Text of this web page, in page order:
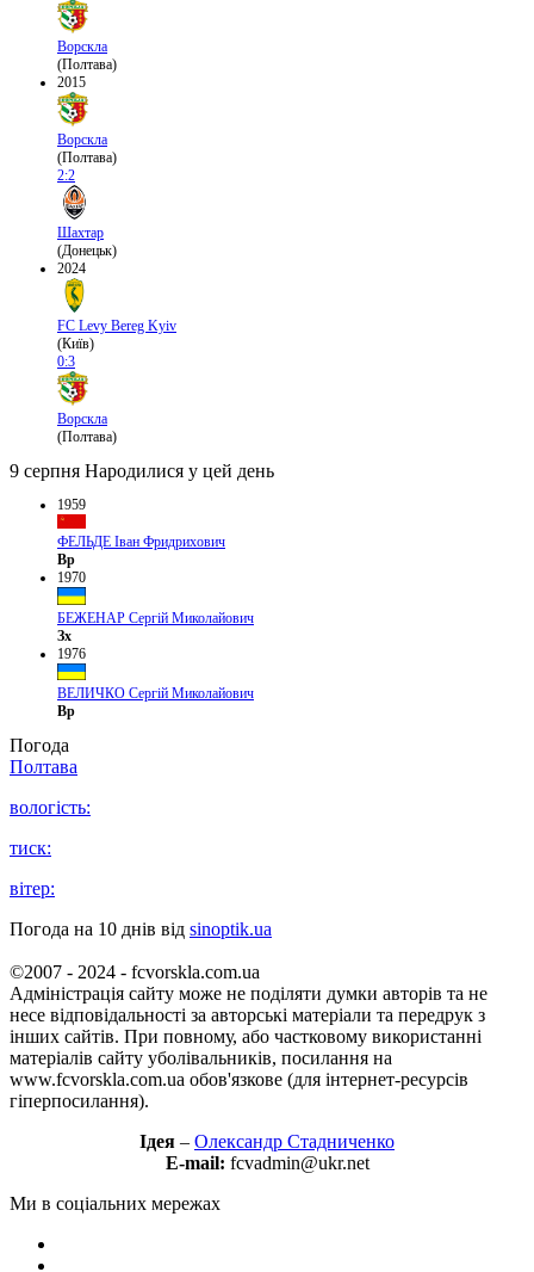
Ворскла
(Полтава)
2015
Ворскла
(Полтава)
2:2
Шахтар
(Донецьк)
2024
FC Levy Bereg Kyiv
(Київ)
0:3
Ворскла
(Полтава)
9 серпня Народилися у цей день
1959
ФЕЛЬДЕ Іван Фридрихович
Вр
1970
БЕЖЕНАР Сергій Миколайович
Зх
1976
ВЕЛИЧКО Сергій Миколайович
Вр
Погода
Полтава
вологість:
тиск:
вітер:
Погода на 10 днів від sinoptik.ua
©2007 - 2024 - fcvorskla.com.ua
Адміністрація сайту може не поділяти думки авторів та не
несе відповідальності за авторські матеріали та передрук з
інших сайтів. При повному, або частковому використанні
матеріалів сайту уболівальників, посилання на
www.fcvorskla.com.ua обов'язкове (для інтернет-ресурсів
гіперпосилання).
Ідея – Олександр Стадниченко
E-mail: fcvadmin@ukr.net
Ми в соціальних мережах